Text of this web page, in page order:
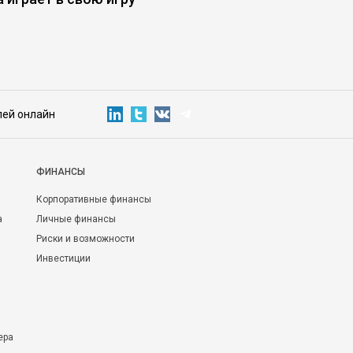
онлайн
ФИНАНСЫ
Корпоративные финансы
Личные финансы
Риски и возможности
Инвестиции